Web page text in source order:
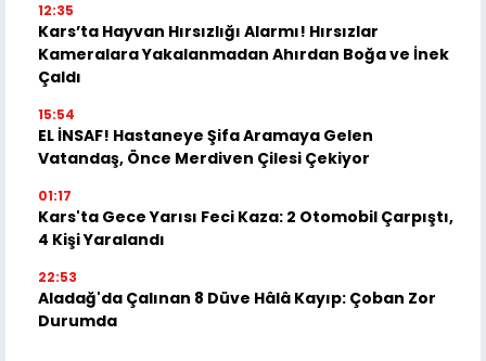
12:35
Kars’ta Hayvan Hırsızlığı Alarmı! Hırsızlar
Kameralara Yakalanmadan Ahırdan Boğa ve İnek
Çaldı
15:54
EL İNSAF! Hastaneye Şifa Aramaya Gelen
Vatandaş, Önce Merdiven Çilesi Çekiyor
01:17
Kars'ta Gece Yarısı Feci Kaza: 2 Otomobil Çarpıştı,
4 Kişi Yaralandı
22:53
Aladağ'da Çalınan 8 Düve Hâlâ Kayıp: Çoban Zor
Durumda